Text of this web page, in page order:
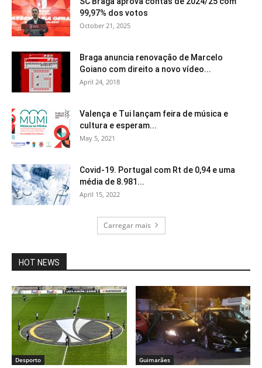
99,97% dos votos
October 21, 2025
Braga anuncia renovação de Marcelo
Goiano com direito a novo vídeo...
April 24, 2018
Valença e Tui lançam feira de música e
cultura e esperam...
May 5, 2021
Covid-19. Portugal com Rt de 0,94 e uma
média de 8.981...
April 15, 2022
Carregar mais
HOT NEWS
Desporto Guimarães